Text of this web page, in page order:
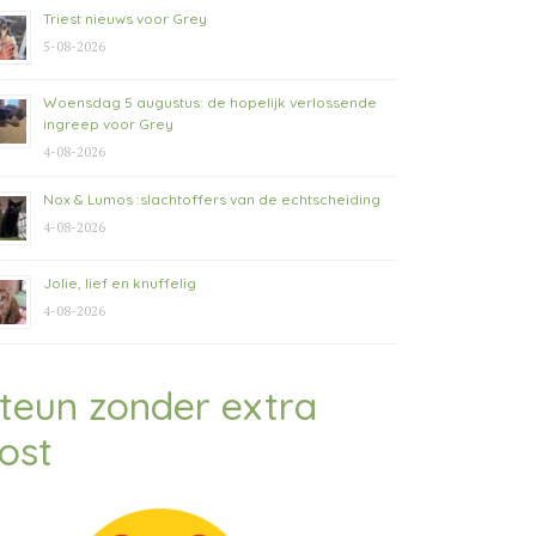
Triest nieuws voor Grey
5-08-2026
Woensdag 5 augustus: de hopelijk verlossende
ingreep voor Grey
4-08-2026
Nox & Lumos :slachtoffers van de echtscheiding
4-08-2026
Jolie, lief en knuffelig
4-08-2026
zonder extra